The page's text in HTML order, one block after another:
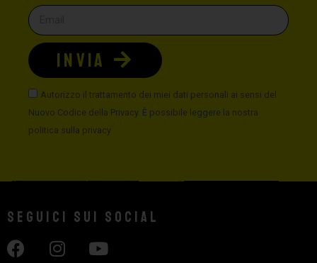
Autorizzo il trattamento dei miei dati personali ai sensi del
Nuovo Codice della Privacy. È possibile leggere la nostra
politica sulla privacy
INVIA
Seguici sui social